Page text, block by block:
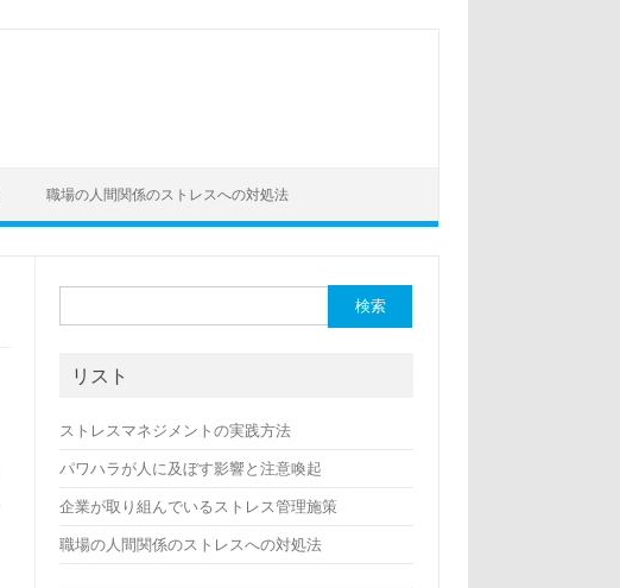
職場の人間関係のストレスへの対処法
索:
リスト
ストレスマネジメントの実践方法
パワハラが人に及ぼす影響と注意喚起
企業が取り組んでいるストレス管理施策
職場の人間関係のストレスへの対処法